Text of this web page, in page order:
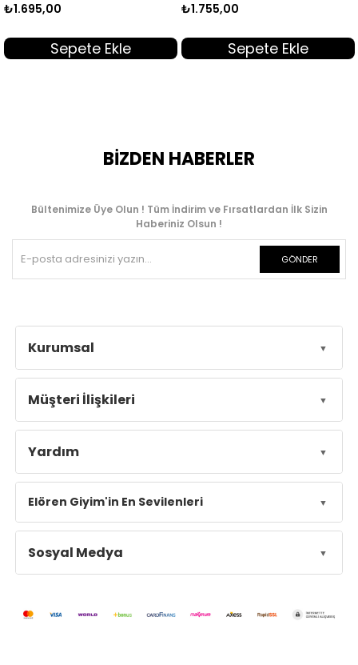
₺1.695,00
Sepete Ekle
₺1.755,00
Sepete Ekle
BİZDEN HABERLER
Bültenimize Üye Olun ! Tüm İndirim ve Fırsatlardan İlk Sizin
Haberiniz Olsun !
GÖNDER
Kurumsal
Müşteri İlişkileri
Yardım
Elören Giyim'in En Sevilenleri
Sosyal Medya